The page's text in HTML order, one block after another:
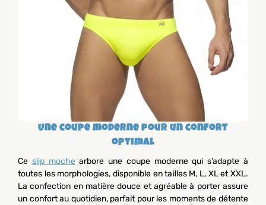
Une coupe moderne pour un confort
optimal
Ce slip mochearbore une coupe moderne qui s’adapte à
toutes les morphologies, disponible en tailles M, L, XL et XXL.
La confection en matière douce et agréable à porter assure
un confort au quotidien, parfait pour les moments de détente